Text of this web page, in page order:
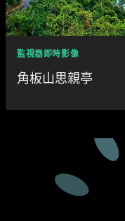
監視器即時影像
角板山思親亭